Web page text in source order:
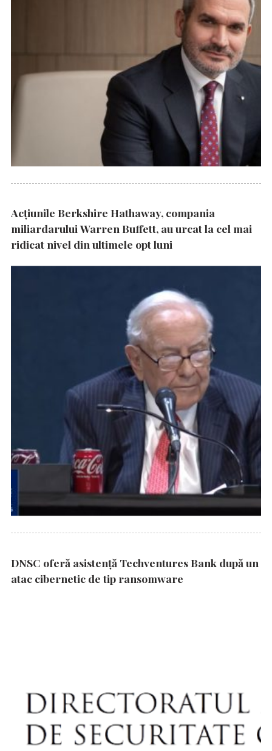
Acțiunile Berkshire Hathaway, compania
miliardarului Warren Buffett, au urcat la cel mai
ridicat nivel din ultimele opt luni
DNSC oferă asistență Techventures Bank după un
atac cibernetic de tip ransomware